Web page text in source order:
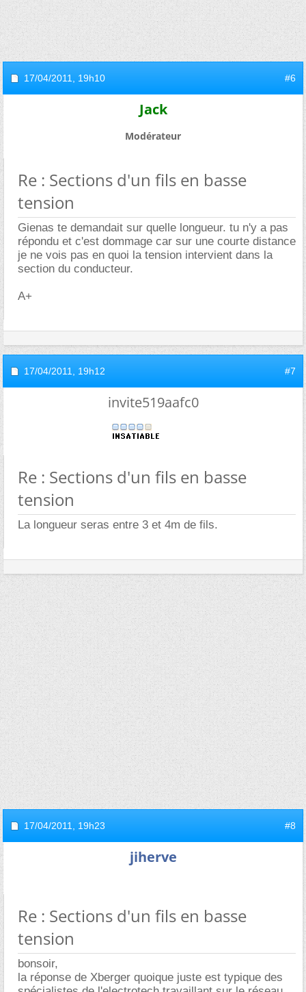
17/04/2011, 19h10 #6
Jack
Modérateur
Re : Sections d'un fils en basse
tension
Gienas te demandait sur quelle longueur. tu n'y a pas
répondu et c'est dommage car sur une courte distance
je ne vois pas en quoi la tension intervient dans la
section du conducteur.
A+
17/04/2011, 19h12 #7
invite519aafc0
Re : Sections d'un fils en basse
tension
La longueur seras entre 3 et 4m de fils.
17/04/2011, 19h23 #8
jiherve
Re : Sections d'un fils en basse
tension
bonsoir,
la réponse de Xberger quoique juste est typique des